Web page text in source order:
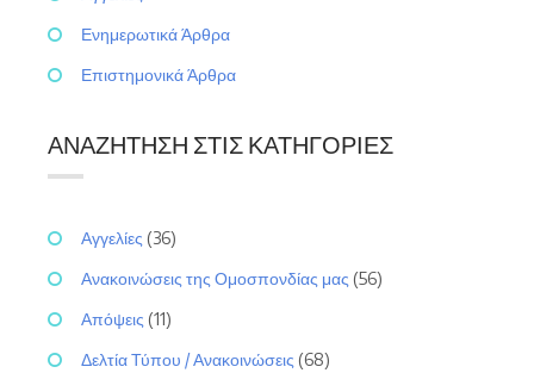
Ενημερωτικά Άρθρα
Επιστημονικά Άρθρα
ΑΝΑΖΉΤΗΣΗ ΣΤΙΣ ΚΑΤΗΓΟΡΊΕΣ
Αγγελίες (36)
Ανακοινώσεις της Ομοσπονδίας μας (56)
Απόψεις (11)
Δελτία Τύπου / Ανακοινώσεις (68)